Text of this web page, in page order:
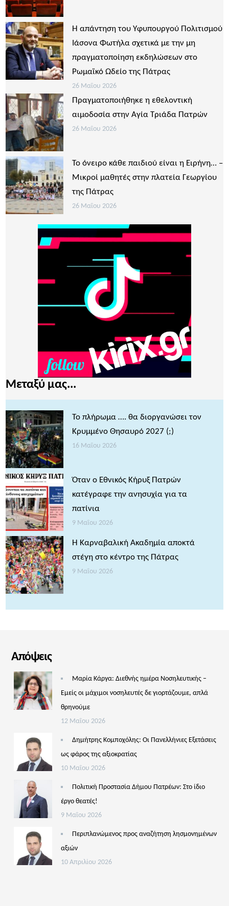
Η απάντηση του Υφυπουργού Πολιτισμού
Ιάσονα Φωτήλα σχετικά με την μη
πραγματοποίηση εκδηλώσεων στο
Ρωμαϊκό Ωδείο της Πάτρας
26 Μαΐου 2026
Πραγματοποιήθηκε η εθελοντική
αιμοδοσία στην Αγία Τριάδα Πατρών
26 Μαΐου 2026
Το όνειρο κάθε παιδιού είναι η Ειρήνη… –
Μικροί μαθητές στην πλατεία Γεωργίου
της Πάτρας
26 Μαΐου 2026
Μεταξύ μας...
Το πλήρωμα …. θα διοργανώσει τον
Κρυμμένο Θησαυρό 2027 (;)
16 Μαΐου 2026
Όταν ο Εθνικός Κήρυξ Πατρών
κατέγραφε την ανησυχία για τα
πατίνια
9 Μαΐου 2026
Η Καρναβαλική Ακαδημία αποκτά
στέγη στο κέντρο της Πάτρας
9 Μαΐου 2026
Απόψεις
Μαρία Κάργα: Διεθνής ημέρα Νοσηλευτικής –
Εμείς οι μάχιμοι νοσηλευτές δε γιορτάζουμε, απλά
θρηνούμε
12 Μαΐου 2026
Δημήτρης Κομποχόλης: Οι Πανελλήνιες Εξετάσεις
ως φάρος της αξιοκρατίας
10 Μαΐου 2026
Πολιτική Προστασία Δήμου Πατρέων: Στο ίδιο
έργο θεατές!
9 Μαΐου 2026
Περιπλανώμενος προς αναζήτηση λησμονημένων
αξιών
10 Απριλίου 2026